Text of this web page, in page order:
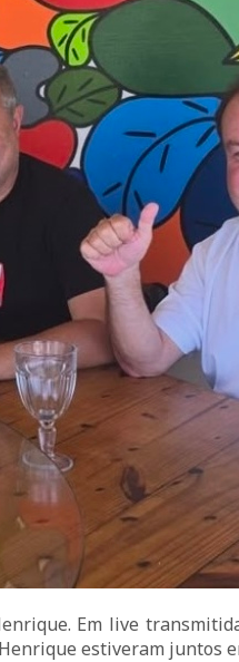
Em live
estiveram juntos